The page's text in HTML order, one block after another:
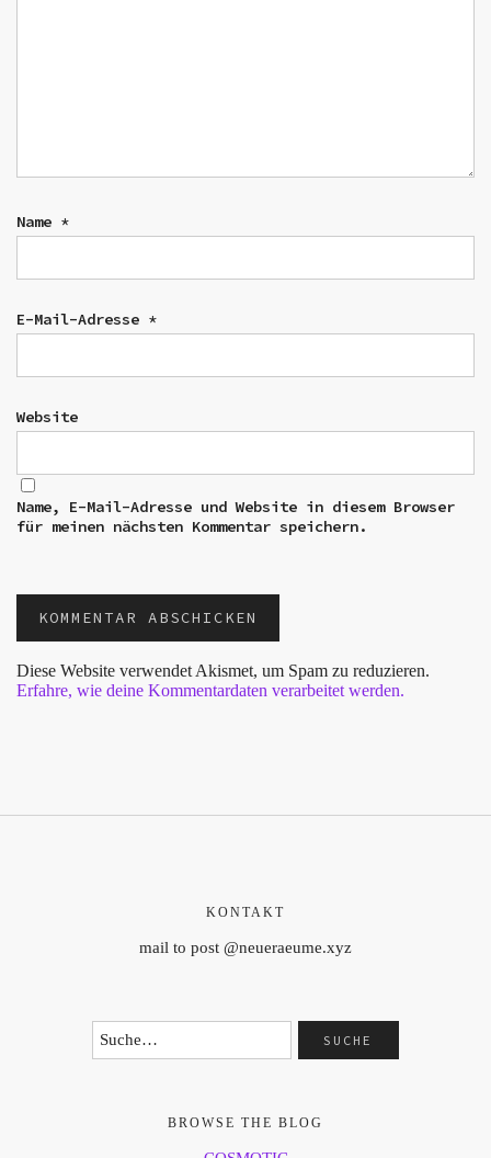
Name *
E-Mail-Adresse *
Website
Name, E-Mail-Adresse und Website in diesem Browser
für meinen nächsten Kommentar speichern.
Diese Website verwendet Akismet, um Spam zu reduzieren.
Erfahre, wie deine Kommentardaten verarbeitet werden.
KONTAKT
mail to post @neueraeume.xyz
BROWSE THE BLOG